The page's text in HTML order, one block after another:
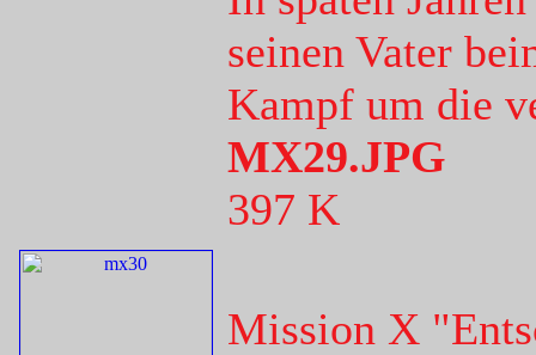
seinen Vater
Kampf um die
MX29.JPG
397 K
Mission X